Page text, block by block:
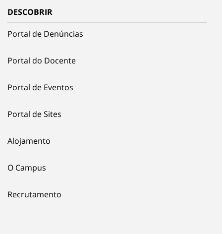
DESCOBRIR
Portal de Denúncias
Portal do Docente
Portal de Eventos
Portal de Sites
Alojamento
O Campus
Recrutamento